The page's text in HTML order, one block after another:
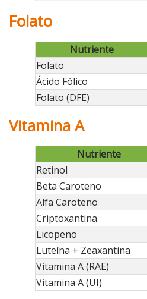
Folato
Nutriente
Folato
Ácido Fólico
Folato (DFE)
Vitamina A
Nutriente
Retinol
Beta Caroteno
Alfa Caroteno
Criptoxantina
Licopeno
Luteína + Zeaxantina
Vitamina A (RAE)
Vitamina A (UI)